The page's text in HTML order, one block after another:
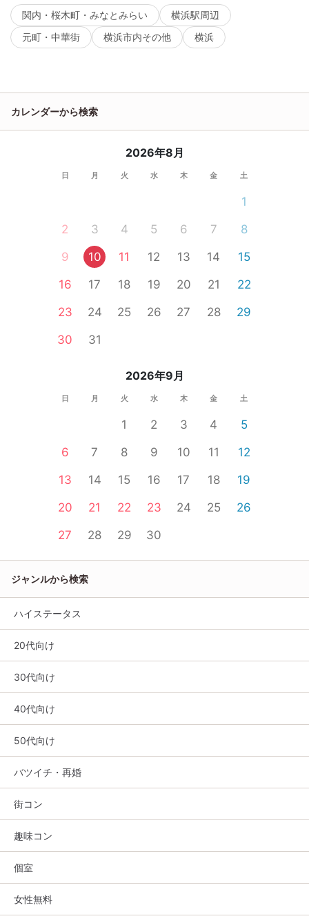
関内・桜木町・みなとみらい
横浜駅周辺
元町・中華街
横浜市内その他 横浜
カレンダーから検索
2026年8月
日 月 火 水 木 金 土
1
2
3 4 5 6 7
8
9
10 11 12 13 14
15
16
17 18 19 20 21
22
23
24 25 26 27 28
29
30
31
2026年9月
日 月 火 水 木 金 土
1 2 3 4
5
6
7 8 9 10 11
12
13
14 15 16 17 18
19
20
21 22 23 24 25
26
27
28 29 30
ジャンルから検索
ハイステータス
20代向け
30代向け
40代向け
50代向け
バツイチ・再婚
街コン
趣味コン
個室
女性無料